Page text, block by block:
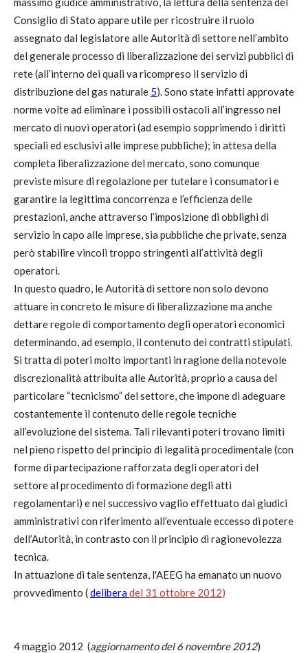
Consiglio di Stato appare utile per ricostruire il ruolo
assegnato dal legislatore alle Autorità di settore nell’ambito
del generale processo di liberalizzazione dei servizi pubblici di
rete (all’interno dei quali va ricompreso il servizio di
distribuzione del gas naturale 5). Sono state infatti approvate
norme volte ad eliminare i possibili ostacoli all’ingresso nel
mercato di nuovi operatori (ad esempio sopprimendo i diritti
speciali ed esclusivi alle imprese pubbliche); in attesa della
completa liberalizzazione del mercato, sono comunque
previste misure di regolazione per tutelare i consumatori e
garantire la legittima concorrenza e l’efficienza delle
prestazioni, anche attraverso l’imposizione di obblighi di
servizio in capo alle imprese, sia pubbliche che private, senza
però stabilire vincoli troppo stringenti all’attività degli
operatori.
In questo quadro, le Autorità di settore non solo devono
attuare in concreto le misure di liberalizzazione ma anche
dettare regole di comportamento degli operatori economici
determinando, ad esempio, il contenuto dei contratti stipulati.
Si tratta di poteri molto importanti in ragione della notevole
discrezionalità attribuita alle Autorità, proprio a causa del
particolare “tecnicismo” del settore, che impone di adeguare
costantemente il contenuto delle regole tecniche
all’evoluzione del sistema. Tali rilevanti poteri trovano limiti
nel pieno rispetto del principio di legalità procedimentale (con
forme di partecipazione rafforzata degli operatori del
settore al procedimento di formazione degli atti
regolamentari) e nel successivo vaglio effettuato dai giudici
amministrativi con riferimento all’eventuale eccesso di potere
dell’Autorità, in contrasto con il principio di ragionevolezza
tecnica.
In attuazione di tale sentenza, l'AEEG ha emanato un nuovo
provvedimento (deliberadel 31 ottobre 2012)
4 maggio 2012 (aggiornamento del 6 novembre 2012)